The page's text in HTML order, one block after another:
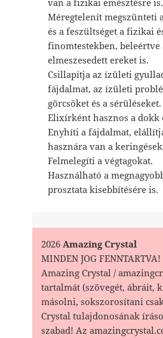
Méregtelenít megszünteti
és a feszültséget a fizikai
finomtestekben, beleértve
elmeszesedett ereket is.
Csillapítja az ízületi
fájdalmat, az ízületi
görcsöket és a sérüléseket.
Elixírként hasznos a dokk
Enyhíti a fájdalmat,
hasznára van a
Felmelegíti a végtagokat.
Használható a
prosztata kisebbítésére is.
2026Amazing Crystal
MINDEN JOG FENNTARTVA!
Amazing Crystal /
tartalmát (szövegét, ábráit,
másolni, sokszorosítani
Crystal tulajdonosának
szabad! Az